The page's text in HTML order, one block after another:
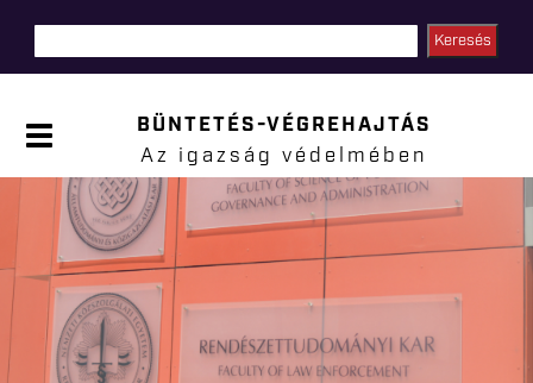
P
a
t
BÜNTETÉS-VÉGREHAJTÁS
Az igazság védelmében
Jelenlegi hely